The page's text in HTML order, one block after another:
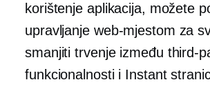
korištenje aplikacija, možete
upravljanje web-mjestom za
smanjiti trvenje između third-
funkcionalnosti i Instant